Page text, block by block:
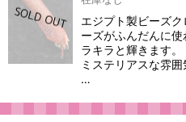
エジプト製ビーズ
ーズがふんだんに
ラキラと輝きます。
ミステリアスな雰
…